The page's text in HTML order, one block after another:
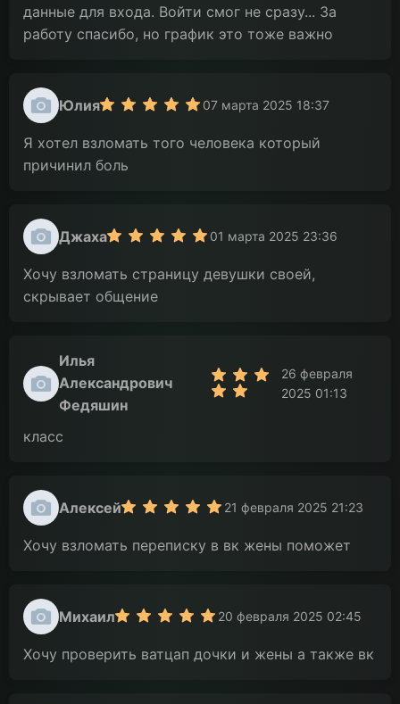
данные для входа. Войти смог не сразу... За
работу спасибо, но график это тоже важно
Юлия 07 марта 2025 18:37
Я хотел взломать того человека который
причинил боль
Джаха 01 марта 2025 23:36
Хочу взломать страницу девушки своей,
скрывает общение
Илья
Александрович
Федяшин
26 февраля
2025 01:13
класс
Алексей 21 февраля 2025 21:23
Хочу взломать переписку в вк жены поможет
Михаил 20 февраля 2025 02:45
Хочу проверить ватцап дочки и жены а также вк